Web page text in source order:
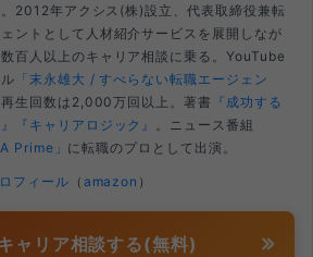
2012年アクシス(株)設立、代表取締役兼転
ントとして人材紹介サービスを展開しなが
百人以上のキャリア相談に乗る。YouTube
「末永雄大 / すべらない転職エージェン
生回数は2,000万回以上。著書 『成功する
『キャリアロジック』
。ニュース番組
Prime」 に転職のプロとして出演。
フィール （ amazon ）
ャリア相談する(無料)